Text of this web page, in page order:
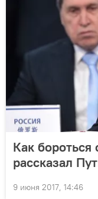
Как
рассказал
9 июня 2017, 14:46